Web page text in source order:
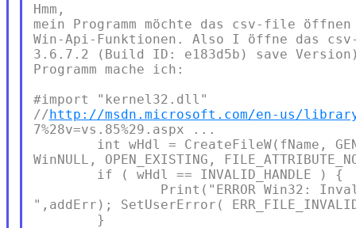
Hmm,
mein Programm möchte das csv-file
Win-Api-Funktionen. Also I öffne das
3.6.7.2 (Build ID: e183d5b) save Version)
Programm mache ich:
#import "kernel32.dll"
//http://msdn.microsoft.com/en-us/library/
7%28v=vs.85%29.aspx ...
int wHdl = CreateFileW(fName,
WinNULL, OPEN_EXISTING,
        if ( wHdl == INVALID_HANDLE ) {
Print("ERROR Win32:
",addErr); SetUserError(
        }